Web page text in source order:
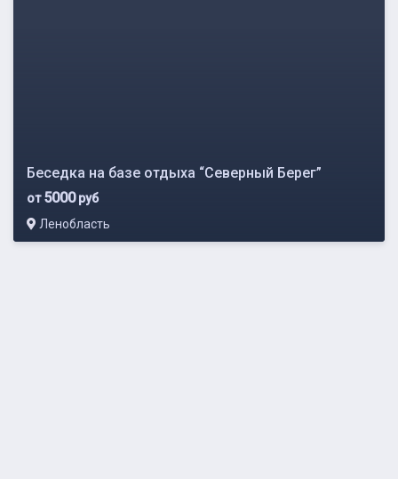
Беседка на базе отдыха “Северный Берег”
от5000руб
Ленобласть